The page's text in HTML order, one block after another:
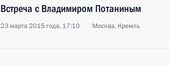
Встреча с Владимиром Потаниным
23 марта 2015 года, 17:10 Москва, Кремль